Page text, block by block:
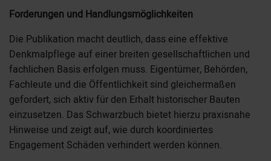
Forderungen und Handlungsmöglichkeiten
Die Publikation macht deutlich, dass eine effektive
Denkmalpflege auf einer breiten gesellschaftlichen und
fachlichen Basis erfolgen muss. Eigentümer, Behörden,
Fachleute und die Öffentlichkeit sind gleichermaßen
gefordert, sich aktiv für den Erhalt historischer Bauten
einzusetzen. Das Schwarzbuch bietet hierzu praxisnahe
Hinweise und zeigt auf, wie durch koordiniertes
Engagement Schäden verhindert werden können.